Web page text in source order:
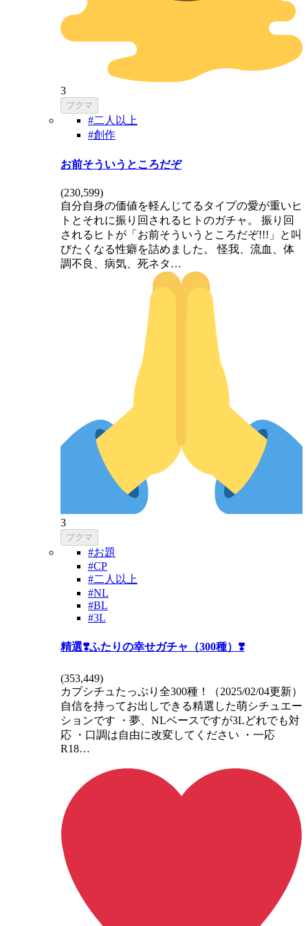
3
ブクマ
#二人以上
#創作
お前そういうところだぞ
(230,599)
自分自身の価値を軽んじてるタイプの愛が重いヒ
トとそれに振り回されるヒトのガチャ。 振り回
されるヒトが「お前そういうところだぞ!!!」と叫
びたくなる性癖を詰めました。 怪我、流血、体
調不良、病気、死ネタ…
3
ブクマ
#お題
#CP
#二人以上
#NL
#BL
#3L
精選❣️ふたりの幸せガチャ（300種）❣️
(353,449)
カプシチュたっぷり全300種！（2025/02/04更新）
自信を持ってお出しできる精選した萌シチュエー
ションです ・夢、NLベースですが3Lどれでも対
応 ・口調は自由に改変してください ・一応
R18…